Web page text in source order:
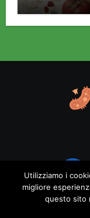
Utilizziamo i
migliore
questo sito